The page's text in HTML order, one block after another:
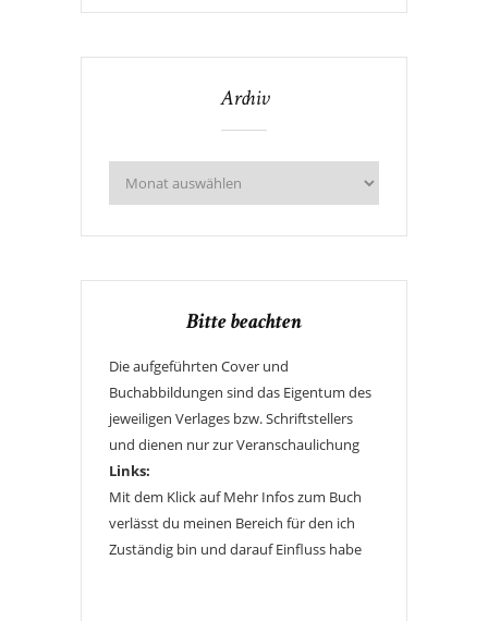
Archiv
Bitte beachten
Die aufgeführten Cover und
Buchabbildungen sind das Eigentum des
jeweiligen Verlages bzw. Schriftstellers
und dienen nur zur Veranschaulichung
Links:
Mit dem Klick auf Mehr Infos zum Buch
verlässt du meinen Bereich für den ich
Zuständig bin und darauf Einfluss habe